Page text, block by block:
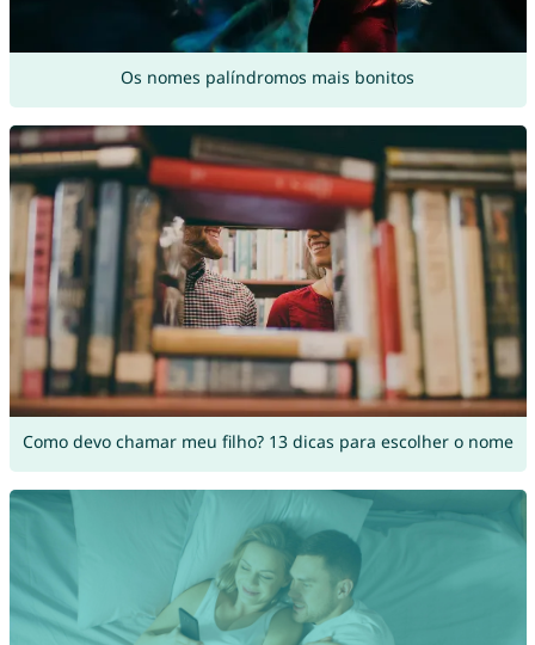
Os nomes palíndromos mais bonitos
Como devo chamar meu filho? 13 dicas para escolher o nome